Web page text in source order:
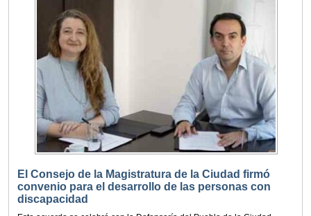
El Consejo de la Magistratura de la Ciudad firmó
convenio para el desarrollo de las personas con
discapacidad